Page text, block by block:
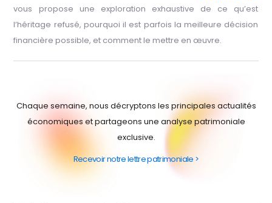
vous propose une exploration exhaustive de ce qu’est
l’héritage refusé, pourquoi il est parfois la meilleure décision
financière possible, et comment le mettre en œuvre.
Chaque semaine, nous décryptons les principales actualités
économiques et partageons une analyse patrimoniale
exclusive.
Recevoir notre lettre patrimoniale >